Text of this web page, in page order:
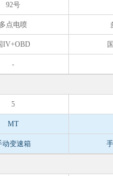
92号
多点电喷
IV+OBD
-
5
MT
动变速箱